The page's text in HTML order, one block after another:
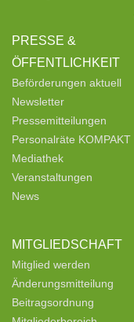
PRESSE &
ÖFFENTLICHKEIT
Beförderungen aktuell
Newsletter
Pressemitteilungen
Personalräte KOMPAKT
Mediathek
Veranstaltungen
News
MITGLIEDSCHAFT
Mitglied werden
Änderungsmitteilung
Beitragsordnung